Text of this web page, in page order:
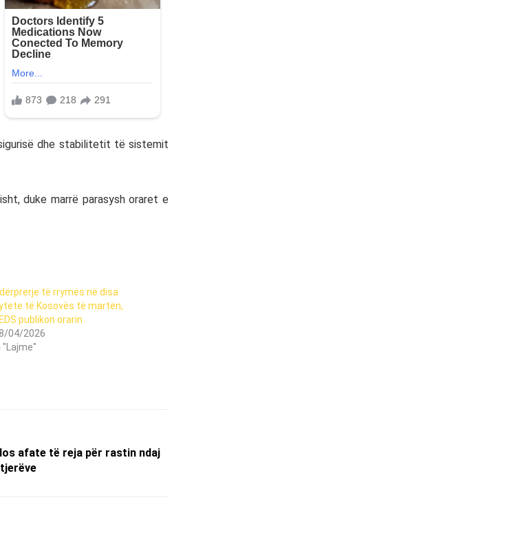
dhe stabilitetit të sistemit
duke marrë parasysh oraret e
të rrymës në disa
të Kosovës të martën,
publikon orarin
04/2026
"Lajme"
afate të reja për rastin ndaj